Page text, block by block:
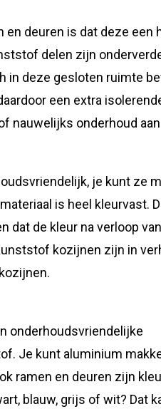
deuren is dat deze een
delen zijn
in deze gesloten ruimte
een extra
nauwelijks onderhoud aan
je kunt ze
is heel kleurvast.
dat de kleur na verloop
kozijnen zijn in
onderhoudsvriendelijke
Je kunt aluminium
ramen en deuren zijn
blauw, grijs of wit? Dat